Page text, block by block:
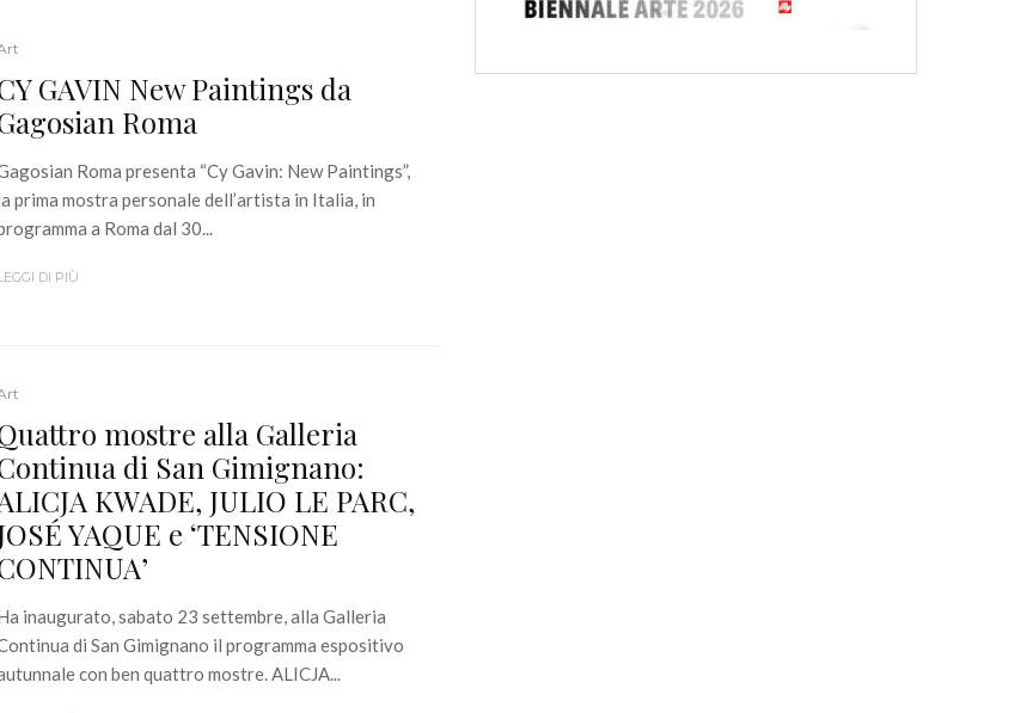
GAVIN New Paintings da
Roma
Roma presenta “Cy Gavin: New Paintings”,
prima mostra personale dell’artista in Italia, in
a Roma dal 30...
DI PIÙ
mostre alla Galleria
di San Gimignano:
KWADE, JULIO LE PARC,
YAQUE e ‘TENSIONE
inaugurato, sabato 23 settembre, alla Galleria
di San Gimignano il programma espositivo
con ben quattro mostre. ALICJA...